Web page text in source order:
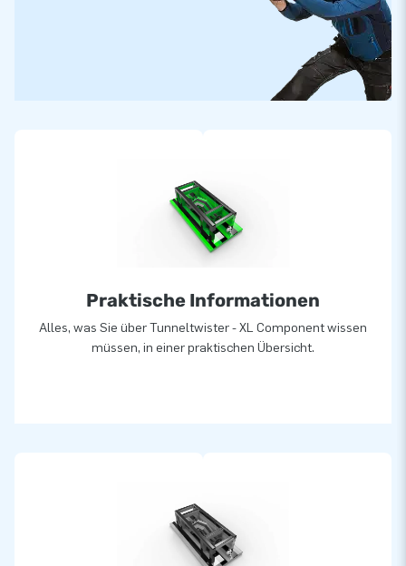
Praktische Informationen
Alles, was Sie über Tunneltwister - XL Component wissen
müssen, in einer praktischen Übersicht.